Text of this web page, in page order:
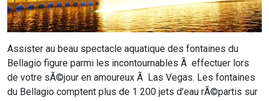
Assister au beau spectacle aquatique des fontaines du
Bellagio figure parmi les incontournables Ã effectuer lors
de votre sÃ©jour en amoureux Ã Las Vegas. Les fontaines
du Bellagio comptent plus de 1 200 jets d’eau rÃ©partis sur